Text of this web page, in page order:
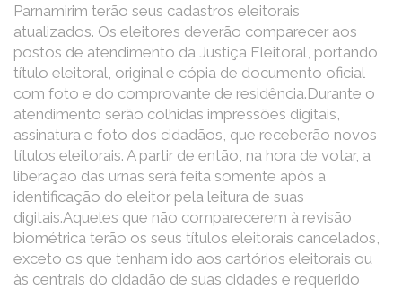
Parnamirim terão seus cadastros eleitorais
atualizados. Os eleitores deverão comparecer aos
postos de atendimento da Justiça Eleitoral, portando
título eleitoral, original e cópia de documento oficial
com foto e do comprovante de residência.Durante o
atendimento serão colhidas impressões digitais,
assinatura e foto dos cidadãos, que receberão novos
títulos eleitorais. A partir de então, na hora de votar, a
liberação das urnas será feita somente após a
identificação do eleitor pela leitura de suas
digitais.Aqueles que não comparecerem à revisão
biométrica terão os seus títulos eleitorais cancelados,
exceto os que tenham ido aos cartórios eleitorais ou
às centrais do cidadão de suas cidades e requerido